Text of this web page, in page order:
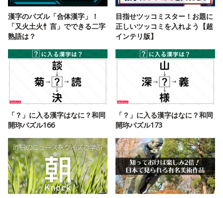
漢字のパズル「合体漢字」！
「又火土火忄言」でできる二字
熟語は？
目指せツッコミスター！お題に
正しいツッコミを入れよう【超
インテリ版】
「？」に入る漢字はなに？和同
開珎パズル166
「？」に入る漢字はなに？和同
開珎パズル173